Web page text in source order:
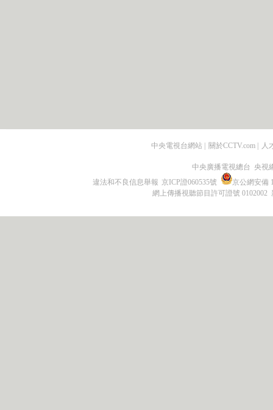
中央電視台網站 | 關於CCTV.com | 人
中央廣播電視總台 央視
違法和不良信息舉報 京ICP證060535號
京公網安備
網上傳播視聽節目許可證號 0102002